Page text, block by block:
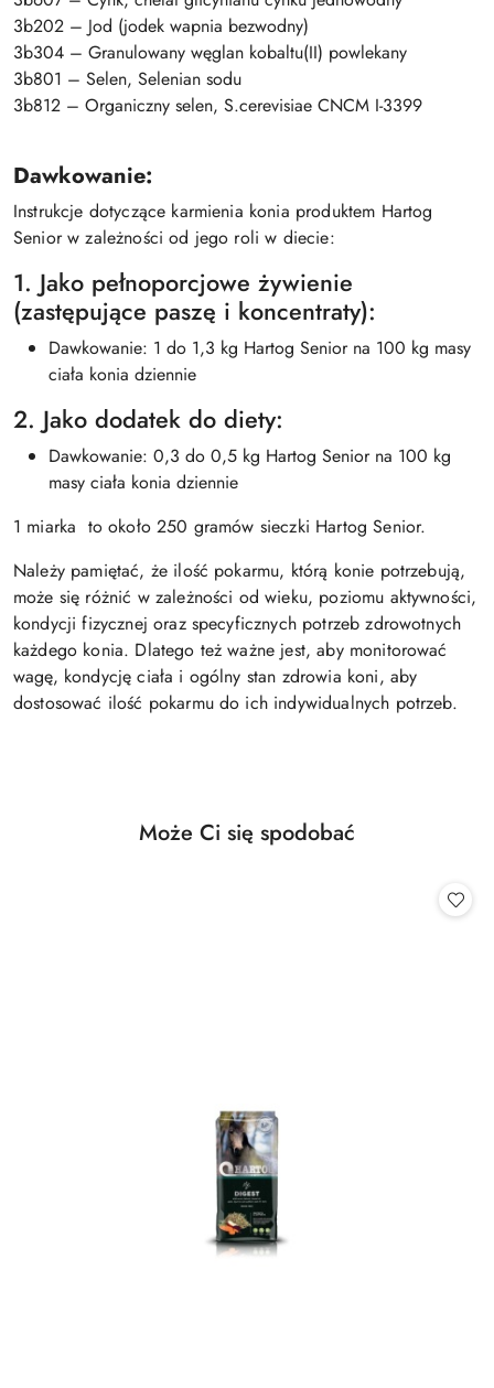
3b202 – Jod (jodek wapnia bezwodny)
3b304 – Granulowany węglan kobaltu(II) powlekany
3b801 – Selen, Selenian sodu
3b812 – Organiczny selen, S.cerevisiae CNCM I-3399
Dawkowanie:
Instrukcje dotyczące karmienia konia produktem Hartog
Senior w zależności od jego roli w diecie:
1. Jako pełnoporcjowe żywienie
(zastępujące paszę i koncentraty):
Dawkowanie: 1 do 1,3 kg Hartog Senior na 100 kg masy
ciała konia dziennie
2. Jako dodatek do diety:
Dawkowanie: 0,3 do 0,5 kg Hartog Senior na 100 kg
masy ciała konia dziennie
1 miarka to około 250 gramów sieczki Hartog Senior.
Należy pamiętać, że ilość pokarmu, którą konie potrzebują,
może się różnić w zależności od wieku, poziomu aktywności,
kondycji fizycznej oraz specyficznych potrzeb zdrowotnych
każdego konia. Dlatego też ważne jest, aby monitorować
wagę, kondycję ciała i ogólny stan zdrowia koni, aby
dostosować ilość pokarmu do ich indywidualnych potrzeb.
Pomiń karuzelę produktów
Produkty
Może Ci się spodobać